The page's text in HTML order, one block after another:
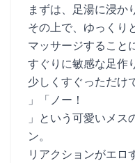
まずは、足湯に浸か
その上で、ゆっくり
マッサージすること
すぐりに敏感な足作
少しくすぐっただけ
」「ノー！
」という可愛いメス
ン。
リアクションがエロ